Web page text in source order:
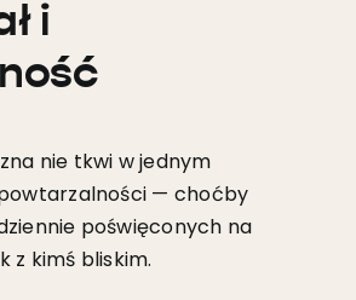
i
nie tkwi w jednym
— choćby
poświęconych na
z kimś bliskim.